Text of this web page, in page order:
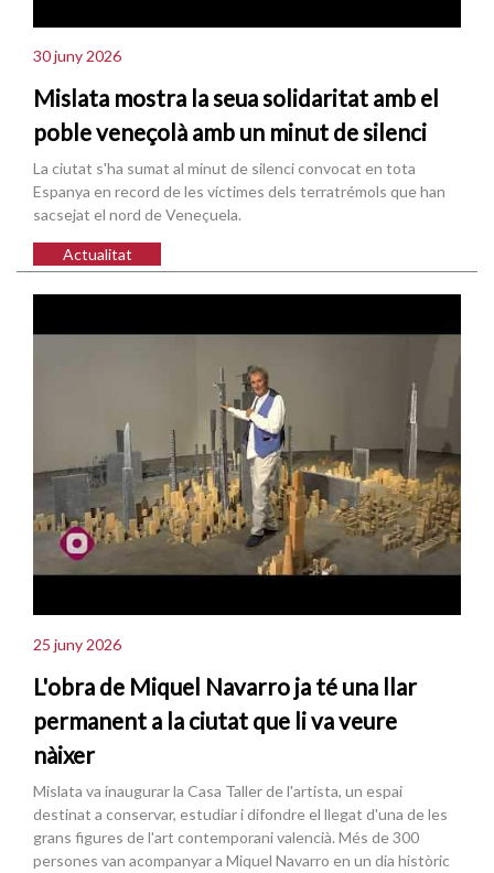
30 juny 2026
Mislata mostra la seua solidaritat amb el
poble veneçolà amb un minut de silenci
La ciutat s'ha sumat al minut de silenci convocat en tota
Espanya en record de les víctimes dels terratrémols que han
sacsejat el nord de Veneçuela.
Actualitat
25 juny 2026
L'obra de Miquel Navarro ja té una llar
permanent a la ciutat que li va veure
nàixer
Mislata va inaugurar la Casa Taller de l'artista, un espai
destinat a conservar, estudiar i difondre el llegat d'una de les
grans figures de l'art contemporani valencià. Més de 300
persones van acompanyar a Miquel Navarro en un dia històric